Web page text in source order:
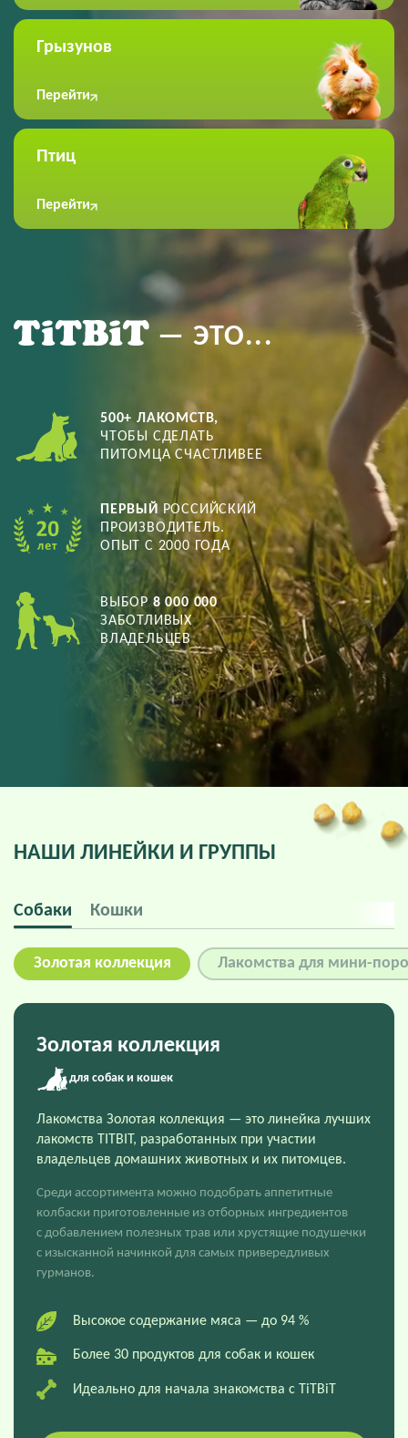
Грызунов
Перейти
Птиц
Перейти
— ЭТО...
500+ ЛАКОМСТВ,
ЧТОБЫ СДЕЛАТЬ
ПИТОМЦА СЧАСТЛИВЕЕ
ПЕРВЫЙ
РОССИЙСКИЙ
ПРОИЗВОДИТЕЛЬ.
ОПЫТ С 2000 ГОДА
ВЫБОР 8 000 000
ЗАБОТЛИВЫХ
ВЛАДЕЛЬЦЕВ
НАШИ ЛИНЕЙКИ И ГРУППЫ
Собаки Кошки
Золотая коллекция Лакомства для мини-
Золотая коллекция
для собак и кошек
Лакомства Золотая коллекция — это линейка лучших
лакомств TITBIT, разработанных при участии
владельцев домашних животных и их питомцев.
Среди ассортимента можно подобрать аппетитные
колбаски приготовленные из отборных ингредиентов
с добавлением полезных трав или хрустящие подушечки
с изысканной начинкой для самых привередливых
гурманов.
Высокое содержание мяса — до 94 %
Более 30 продуктов для собак и кошек
Идеально для начала знакомства с TiTBiT